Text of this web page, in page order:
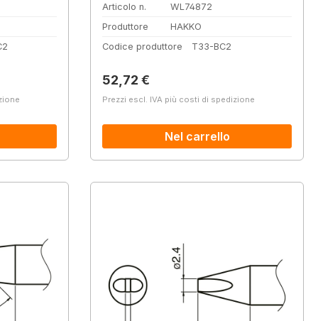
Articolo n.
WL74872
Produttore
HAKKO
Codice produttore
T33-BC2
Prezzo normale:
52,72 €
Prezzi escl. IVA più costi di spedizione
Nel carrello